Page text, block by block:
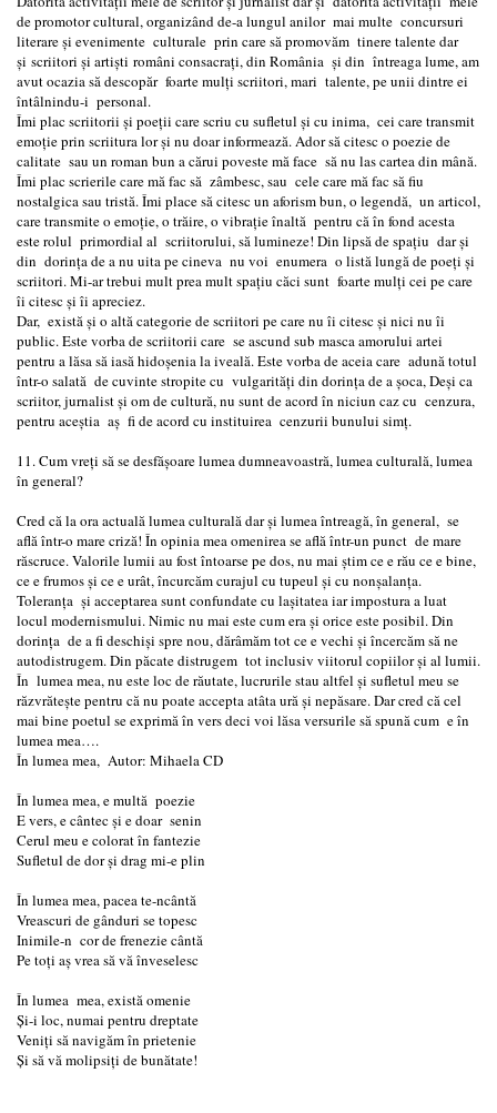
de promotor cultural, organizând de-a lungul anilor mai multe concursuri
literare și evenimente culturale prin care să promovăm tinere talente dar
și scriitori și artiști români consacrați, din România și din întreaga lume, am
avut ocazia să descopăr foarte mulți scriitori, mari talente, pe unii dintre ei
întâlnindu-i personal.
Îmi plac scriitorii și poeții care scriu cu sufletul și cu inima, cei care transmit
emoție prin scriitura lor şi nu doar informează. Ador să citesc o poezie de
calitate sau un roman bun a cărui poveste mă face să nu las cartea din mână.
Îmi plac scrierile care mă fac să zâmbesc, sau cele care mă fac să fiu
nostalgica sau tristă. Îmi place să citesc un aforism bun, o legendă, un articol,
care transmite o emoție, o trăire, o vibrație înaltă pentru că în fond acesta
este rolul primordial al scriitorului, să lumineze! Din lipsă de spațiu dar și
din dorința de a nu uita pe cineva nu voi enumera o listă lungă de poeți și
scriitori. Mi-ar trebui mult prea mult spațiu căci sunt foarte mulți cei pe care
îi citesc și îi apreciez.
Dar, există și o altă categorie de scriitori pe care nu îi citesc și nici nu îi
public. Este vorba de scriitorii care se ascund sub masca amorului artei
pentru a lăsa să iasă hidoșenia la iveală. Este vorba de aceia care adună totul
într-o salată de cuvinte stropite cu vulgarități din dorința de a șoca, Deși ca
scriitor, jurnalist și om de cultură, nu sunt de acord în niciun caz cu cenzura,
pentru aceștia aș fi de acord cu instituirea cenzurii bunului simţ.
11. Cum vreți să se desfășoare lumea dumneavoastră, lumea culturală, lumea
în general?
Cred că la ora actuală lumea culturală dar și lumea întreagă, în general, se
află într-o mare criză! În opinia mea omenirea se află într-un punct de mare
răscruce. Valorile lumii au fost întoarse pe dos, nu mai știm ce e rău ce e bine,
ce e frumos și ce e urât, încurcăm curajul cu tupeul și cu nonșalanța.
Toleranța și acceptarea sunt confundate cu lașitatea iar impostura a luat
locul modernismului. Nimic nu mai este cum era și orice este posibil. Din
dorința de a fi deschiși spre nou, dărâmăm tot ce e vechi și încercăm să ne
autodistrugem. Din păcate distrugem tot inclusiv viitorul copiilor și al lumii.
În lumea mea, nu este loc de răutate, lucrurile stau altfel şi sufletul meu se
răzvrătește pentru că nu poate accepta atâta ură și nepăsare. Dar cred că cel
mai bine poetul se exprimă în vers deci voi lăsa versurile să spună cum e în
lumea mea….
În lumea mea, Autor: Mihaela CD
În lumea mea, e multă poezie
E vers, e cântec și e doar senin
Cerul meu e colorat în fantezie
Sufletul de dor și drag mi-e plin
În lumea mea, pacea te-ncântă
Vreascuri de gânduri se topesc
Inimile-n cor de frenezie cântă
Pe toți aș vrea să vă înveselesc
În lumea mea, există omenie
Și-i loc, numai pentru dreptate
Veniți să navigăm în prietenie
Și să vă molipsiți de bunătate!